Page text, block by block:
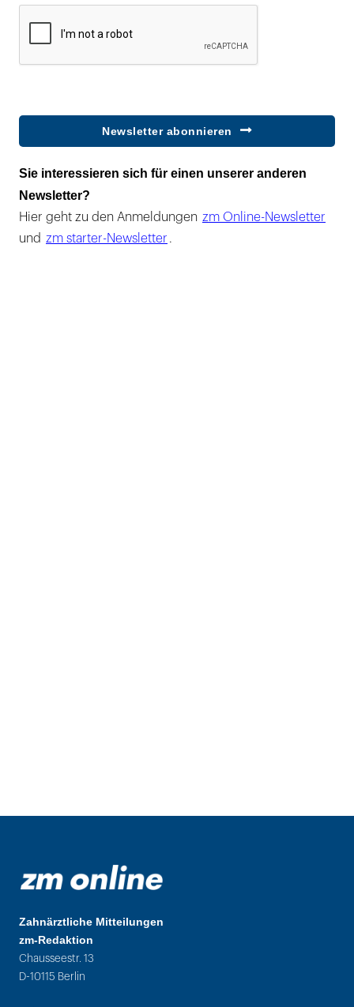
Newsletter abonnieren
Sie interessieren sich für einen unserer anderen
Newsletter?
Hier geht zu den Anmeldungen zm Online-Newsletter
und zm starter-Newsletter .
Zahnärztliche Mitteilungen
zm-Redaktion
Chausseestr. 13
D-10115 Berlin